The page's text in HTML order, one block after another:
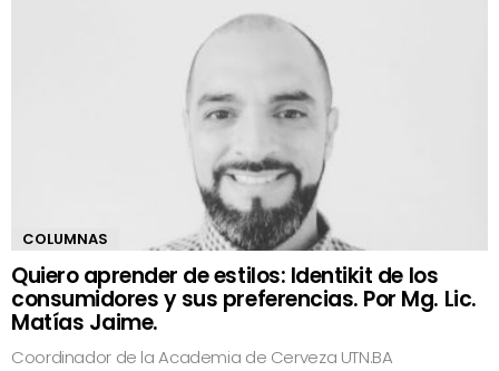
COLUMNAS
Quiero aprender de estilos: Identikit de los
consumidores y sus preferencias. Por Mg. Lic.
Matías Jaime.
Coordinador de la Academia de Cerveza UTN.BA